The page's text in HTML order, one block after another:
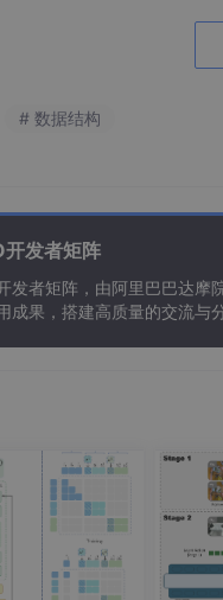
挑战赛
大赛
会
# 数据结构
发者矩阵
发者矩阵，由阿里巴巴达摩
成果，搭建高质量的交流与